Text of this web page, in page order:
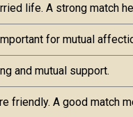
life. A strong match
for mutual
and mutual support.
friendly. A good match